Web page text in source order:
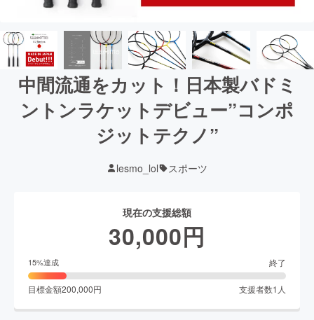
中間流通をカット！日本製バドミ
ントンラケットデビュー”コンポ
ジットテクノ”
lesmo_lol スポーツ
現在の支援総額
30,000円
15%達成 終了
目標金額200,000円 支援者数1 人